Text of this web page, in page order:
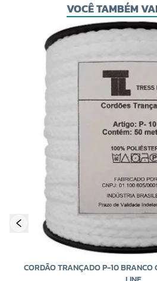
VOCÊ TAMBÉM
CORDÃO TRANÇADO P-10 BRANCO